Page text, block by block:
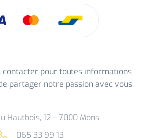
contacter pour toutes informations
partager notre passion avec vous.
Hautbois, 12 – 7000 Mons
065 33 99 13